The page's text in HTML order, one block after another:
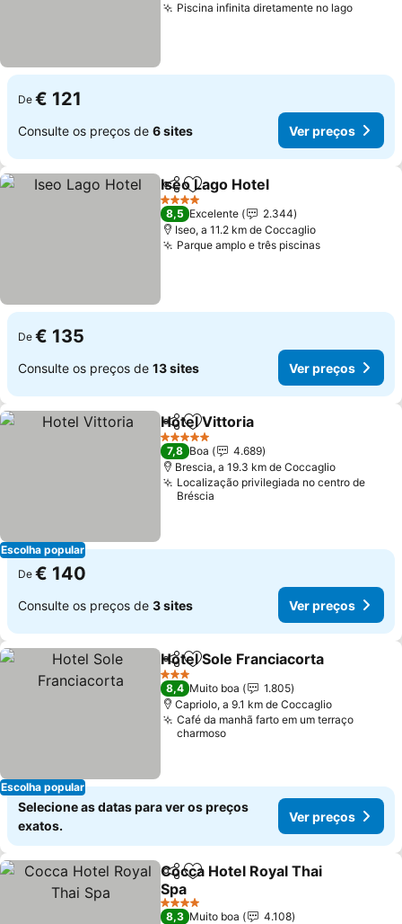
Piscina infinita diretamente no lago
De € 121
Consulte os preços de 6 sites Ver preços
PartilharAdicionar aos favoritos
Iseo Lago Hotel
4 Estrelas
8,5 Excelente
2.344
Iseo, a 11.2 km de Coccaglio
Parque amplo e três piscinas
De € 135
Consulte os preços de 13 sites Ver preços
Escolha popular
PartilharAdicionar aos favoritos
Hotel Vittoria
5 Estrelas
7,8 Boa
4.689
Brescia, a 19.3 km de Coccaglio
Localização privilegiada no centro de
Bréscia
De € 140
Consulte os preços de 3 sites Ver preços
Escolha popular
PartilharAdicionar aos favoritos
Hotel Sole Franciacorta
3 Estrelas
8,4 Muito boa
1.805
Capriolo, a 9.1 km de Coccaglio
Café da manhã farto em um terraço
charmoso
Selecione as datas para ver os preços
exatos.
Ver preços
PartilharAdicionar aos favoritos
Cocca Hotel Royal Thai
Spa
4 Estrelas
8,3 Muito boa
4.108